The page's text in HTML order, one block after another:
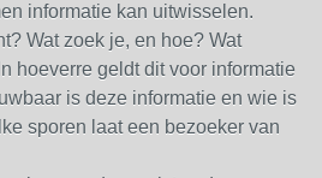
informatie kan uitwisselen.
Wat zoek je, en hoe? Wat
hoeverre geldt dit voor informatie
is deze informatie en wie is
sporen laat een bezoeker van